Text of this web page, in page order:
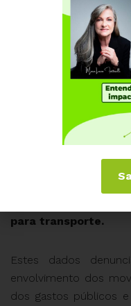
Não inclui os restos a
O ORÇAMENTO
para 2015 reservaR$
a dívida pública, ou
arrecadar com
novos títulos, entre
para transporte.
Estes dados
envolvimento dos
dos gastos públicos